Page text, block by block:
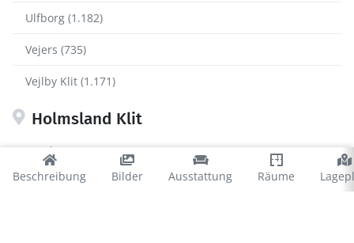
Beschreibung Bilder Ausstattung Räume
Ulfborg (1.182)
Vejers (735)
Vejlby Klit (1.171)
Holmsland Klit
Argab (435)
Bjerregard (1.084)